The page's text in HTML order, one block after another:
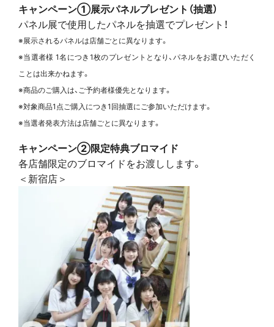
キャンペーン①展示パネルプレゼント（抽選）
パネル展で使用したパネルを抽選でプレゼント！
※展示されるパネルは店舗ごとに異なります。
※当選者様 1名につき1枚のプレゼントとなり、パネルをお選びいただく
ことは出来かねます。
※商品のご購入は、ご予約者様優先となります。
※対象商品1点ご購入につき1回抽選にご参加いただけます。
※当選者発表方法は店舗ごとに異なります。
キャンペーン②限定特典ブロマイド
各店舗限定のブロマイドをお渡しします。
＜新宿店＞